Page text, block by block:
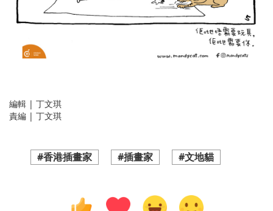
編輯 | 丁文琪
責編 | 丁文琪
#香港插畫家 #插畫家 #文地貓